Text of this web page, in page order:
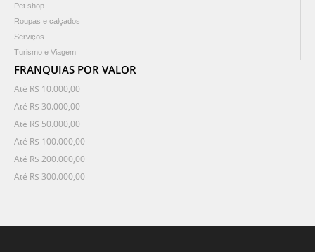
Pet shop
Roupas e calçados
Serviços
Turismo e Viagem
FRANQUIAS POR VALOR
Até R$ 10.000,00
Até R$ 30.000,00
Até R$ 50.000,00
Até R$ 100.000,00
Até R$ 200.000,00
Até R$ 300.000,00